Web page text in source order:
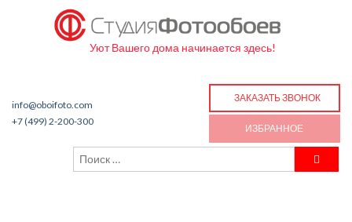
Уют Вашего дома начинается здесь!
info@oboifoto.com
+7 (499) 2-200-300
ЗАКАЗАТЬ ЗВОНОК
ИЗБРАННОЕ